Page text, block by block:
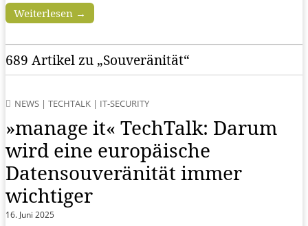
Weiterlesen →
689 Artikel zu „Souveränität“
NEWS | TECHTALK | IT-SECURITY
»manage it« TechTalk: Darum
wird eine europäische
Datensouveränität immer
wichtiger
16. Juni 2025